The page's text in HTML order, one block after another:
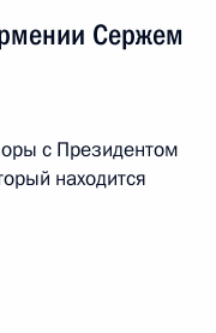
Сержем
с Президентом
находится